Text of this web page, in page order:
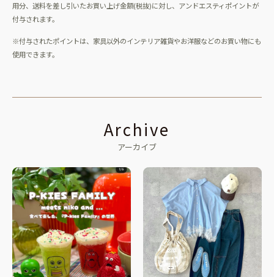
用分、送料を差し引いたお買い上げ金額(税抜)に対し、アンドエスティポイントが
付与されます。
※付与されたポイントは、家具以外のインテリア雑貨やお洋服などのお買い物にも
使用できます。
Archive
アーカイブ